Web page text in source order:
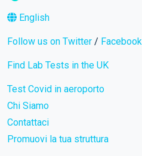
English
Follow us on Twitter / Facebook
Find Lab Tests in the UK
Test Covid in aeroporto
Chi Siamo
Contattaci
Promuovi la tua struttura